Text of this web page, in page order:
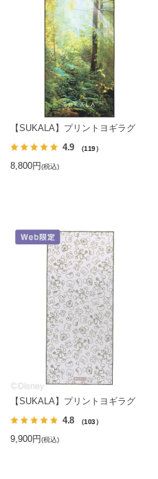
【SUKALA】プリントヨギラグ
4.9 （119）
8,800円(税込)
【SUKALA】プリントヨギラグ
4.8 （103）
9,900円(税込)